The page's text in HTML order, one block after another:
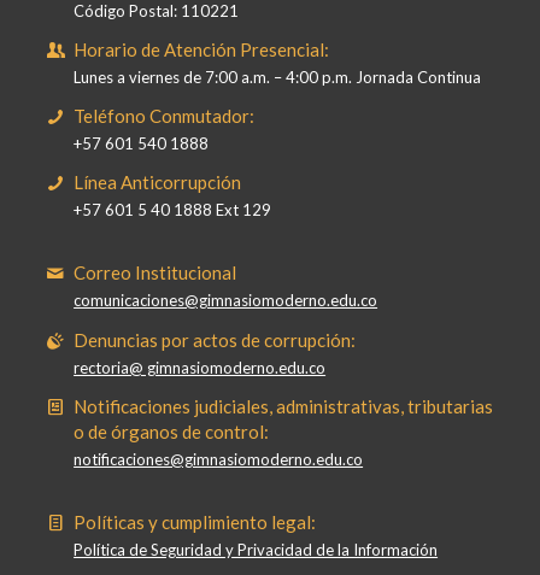
Código Postal: 110221
Horario de Atención Presencial:
Lunes a viernes de 7:00 a.m. – 4:00 p.m. Jornada Continua
Teléfono Conmutador:
+57 601 540 1888
Línea Anticorrupción
+57 601 5 40 1888 Ext 129
Correo Institucional
comunicaciones@gimnasiomoderno.edu.co
Denuncias por actos de corrupción:
rectoria@ gimnasiomoderno.edu.co
Notificaciones judiciales, administrativas, tributarias
o de órganos de control:
notificaciones@gimnasiomoderno.edu.co
Políticas y cumplimiento legal:
Política de Seguridad y Privacidad de la Información